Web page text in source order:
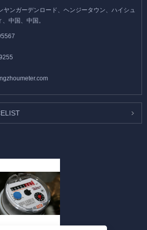
ヤンガーデンロード、ヘンジータウン、ハイシュ
中国、中国。